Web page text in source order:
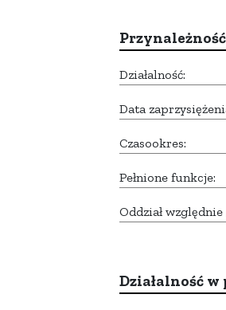
Działalność:
Data
Czasookres:
Pełnione funkcje:
Oddział
Działalność